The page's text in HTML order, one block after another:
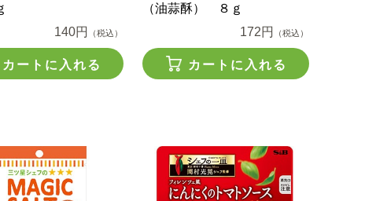
140円
（税込）
カートに入れる
（油蒜酥） ８ｇ
172円
（税込）
カートに入れる